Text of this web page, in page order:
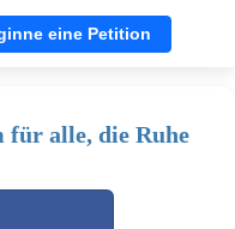
eine Petition
für alle, die Ruhe